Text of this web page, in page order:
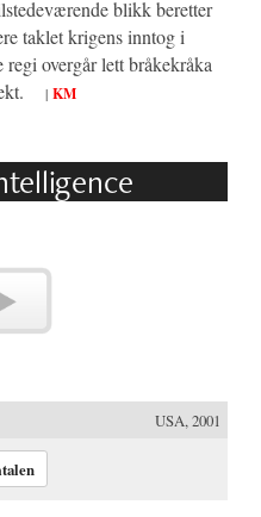
blikk beretter
taklet krigens inntog i
overgår lett bråkekråka
| KM
USA, 2001